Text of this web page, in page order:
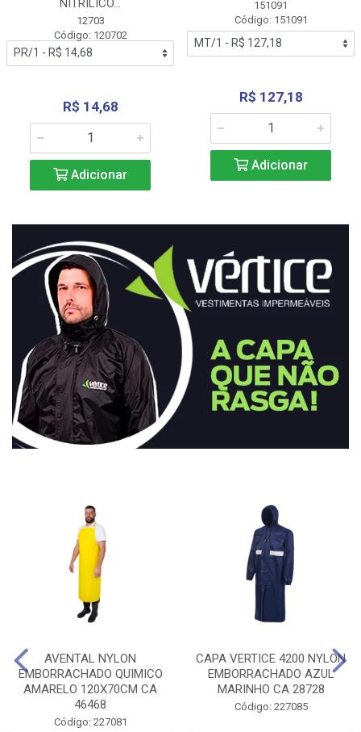
NITRÍLICO...
12703
Código: 120702
R$ 14,68
Adicionar
151091
Código: 151091
R$ 127,18
Adicionar
AVENTAL NYLON
EMBORRACHADO QUIMICO
AMARELO 120X70CM CA
46468
Código: 227081
CAPA VERTICE 4200 NYLON
EMBORRACHADO AZUL
MARINHO CA 28728
Código: 227085